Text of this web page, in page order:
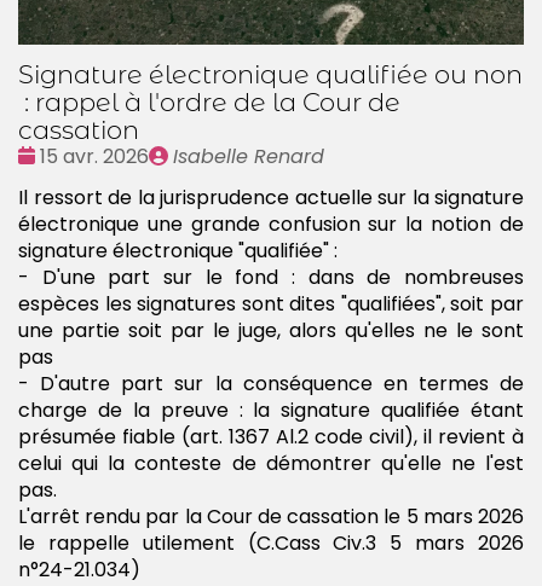
Signature électronique qualifiée ou non
: rappel à l'ordre de la Cour de
cassation
Date
15 avr. 2026
Publié
Isabelle Renard
Il ressort de la jurisprudence actuelle sur la signature
électronique une grande confusion sur la notion de
signature électronique "qualifiée" :
- D'une part sur le fond : dans de nombreuses
espèces les signatures sont dites "qualifiées", soit par
une partie soit par le juge, alors qu'elles ne le sont
pas
- D'autre part sur la conséquence en termes de
charge de la preuve : la signature qualifiée étant
présumée fiable (art. 1367 Al.2 code civil), il revient à
celui qui la conteste de démontrer qu'elle ne l'est
pas.
L'arrêt rendu par la Cour de cassation le 5 mars 2026
le rappelle utilement (C.Cass Civ.3 5 mars 2026
n°24-21.034)